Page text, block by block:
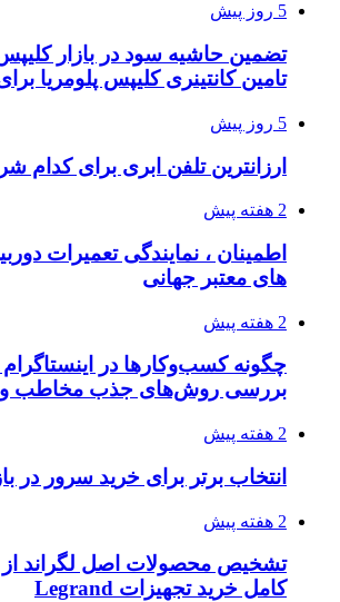
5 روز پیش
تضمین حاشیه سود در بازار
تامین کانتینری کلیپس پلومریا
5 روز پیش
ارزانترین تلفن ابری برای
2 هفته پیش
اطمینان ، نمایندگی تعمیرات
های معتبر جهانی
2 هفته پیش
چگونه کسب‌وکارها در
بررسی روش‌های جذب مخاطب و
2 هفته پیش
انتخاب برتر برای خرید سرور در
2 هفته پیش
تشخیص محصولات اصل لگراند از
کامل خرید تجهیزات Legrand